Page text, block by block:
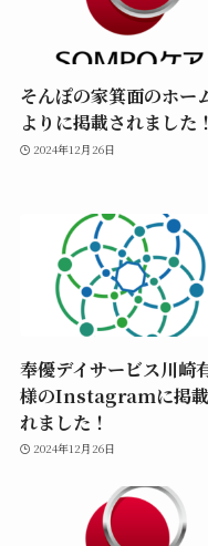
そんぽの家箕面のホー
よりに掲載されました！
2024年12月26日
奉優デイサービス川崎
様のInstagramに掲
れました！
2024年12月26日